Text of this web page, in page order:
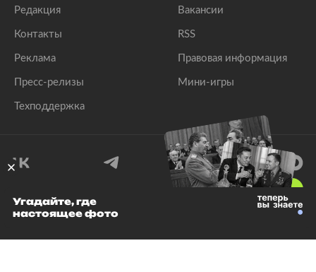
Редакция
Контакты
Реклама
Пресс-релизы
Техподдержка
Вакансии
RSS
Правовая информация
Мини-игры
© 1999–2026 Все права защищены.
Угадайте, где
настоящее фото